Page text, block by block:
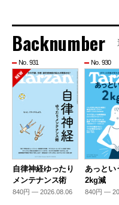
Backnumber
No. 931
自律神経ゆったり
メンテナンス術
840円 — 2026.08.06
No. 930
あっとい
2kg減
840円 —